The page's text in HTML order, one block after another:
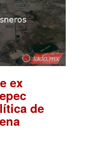
ex
de